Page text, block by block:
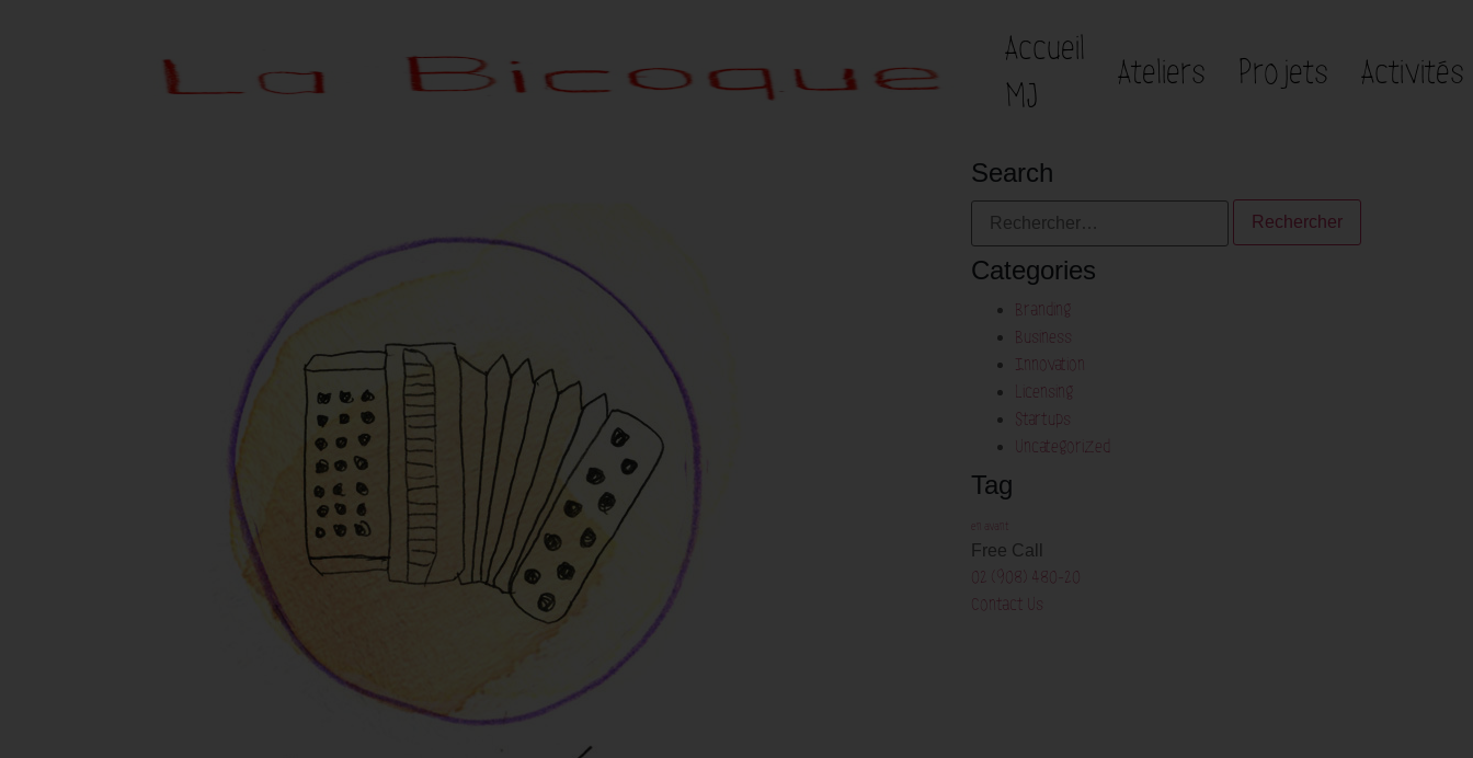
Accueil
MJ
Ateliers Projets Activités
Search
Categories
Branding
Business
Innovation
Licensing
Startups
Uncategorized
Tag
en avant
Free Call
02 (908) 480-20
Contact Us